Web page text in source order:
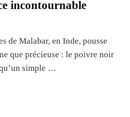
incontournable
de Malabar, en Inde, pousse
que précieuse : le poivre noir
simple …